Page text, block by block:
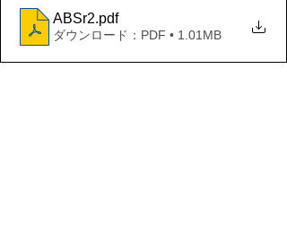
ABSr2.pdf
ダウンロード：PDF • 1.01MB